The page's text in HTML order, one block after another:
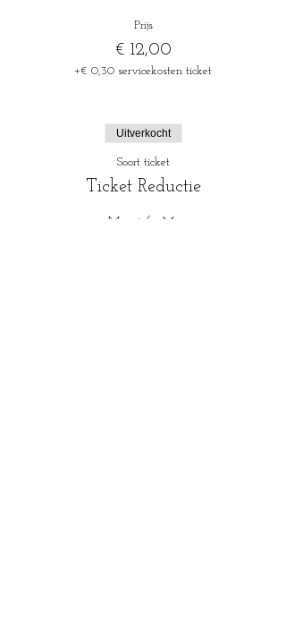
Prijs
€ 12,00
+€ 0,30 servicekosten ticket
Uitverkocht
Soort ticket
Ticket Reductie
Meer info